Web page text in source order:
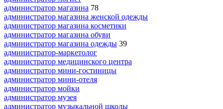
администратор магазина 78
администратор магазина женской одежды
администратор магазина косметики
администратор магазина обуви
администратор магазина одежды 39
администратор-маркетолог
администратор медицинского центра
администратор мини-гостиницы
администратор мини-отеля
администратор мойки
администратор музея
администратор музыкальной школы